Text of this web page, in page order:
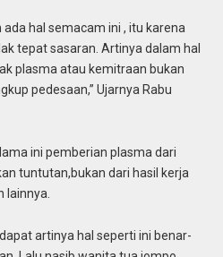
hal semacam ini , itu karena
tepat sasaran. Artinya dalam hal
plasma atau kemitraan bukan
pedesaan,” Ujarnya Rabu
ini pemberian plasma dari
tuntutan,bukan dari hasil kerja
lainnya.
artinya hal seperti ini benar-